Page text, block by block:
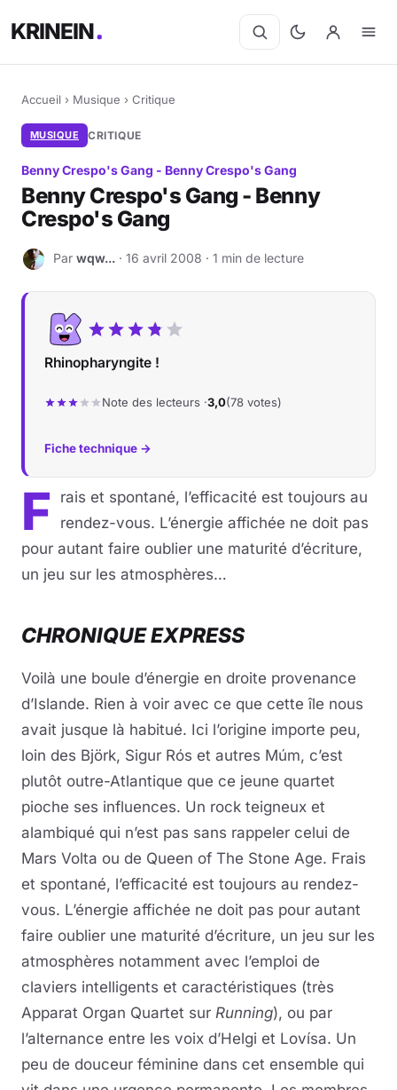
KRINEIN
Accueil › Musique › Critique
MUSIQUE CRITIQUE
Benny Crespo's Gang - Benny Crespo's Gang
Benny Crespo's Gang - Benny
Crespo's Gang
W Par wqw... · 16 avril 2008 · 1 min de lecture
Rhinopharyngite !
Note des lecteurs ·3,0(78 votes)
Fiche technique →
F
rais et spontané, l’efficacité est toujours au
rendez-vous. L’énergie affichée ne doit pas
pour autant faire oublier une maturité d’écriture,
un jeu sur les atmosphères…
CHRONIQUE EXPRESS
Voilà une boule d’énergie en droite provenance
d’Islande. Rien à voir avec ce que cette île nous
avait jusque là habitué. Ici l’origine importe peu,
loin des Björk, Sigur Rós et autres Múm, c’est
plutôt outre-Atlantique que ce jeune quartet
pioche ses influences. Un rock teigneux et
alambiqué qui n’est pas sans rappeler celui de
Mars Volta ou de Queen of The Stone Age. Frais
et spontané, l’efficacité est toujours au rendez-
vous. L’énergie affichée ne doit pas pour autant
faire oublier une maturité d’écriture, un jeu sur les
atmosphères notamment avec l’emploi de
claviers intelligents et caractéristiques (très
Apparat Organ Quartet sur Running), ou par
l’alternance entre les voix d’Helgi et Lovísa. Un
peu de douceur féminine dans cet ensemble qui